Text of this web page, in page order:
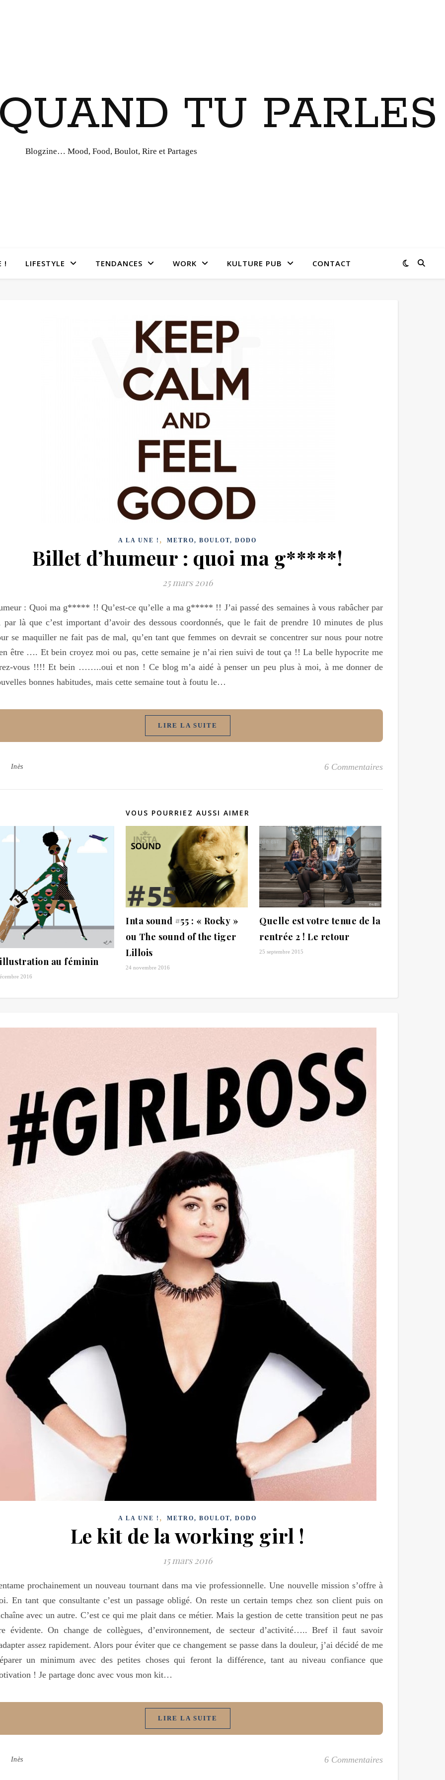
TU PARLES
Blogzine… Mood, Food, Boulot, Rire et Partages
! LIFESTYLE TENDANCES WORK KULTURE PUB CONTACT
A LA UNE ! , METRO, BOULOT, DODO
Billet d’humeur : quoi ma g*****!
25 mars 2016
: Quoi ma g***** !! Qu’est-ce qu’elle a ma g***** !! J’ai passé des semaines à vous rabâcher par
par là que c’est important d’avoir des dessous coordonnés, que le fait de prendre 10 minutes de plus
se maquiller ne fait pas de mal, qu’en tant que femmes on devrait se concentrer sur nous pour notre
être …. Et bein croyez moi ou pas, cette semaine je n’ai rien suivi de tout ça !! La belle hypocrite me
vous !!!! Et bein ……..oui et non ! Ce blog m’a aidé à penser un peu plus à moi, à me donner de
bonnes habitudes, mais cette semaine tout à foutu le…
LIRE LA SUITE
Inès 6 Commentaires
VOUS POURRIEZ AUSSI AIMER
au féminin
2016
Inta sound #55 : « Rocky »
ou The sound of the tiger
Lillois
24 novembre 2016
Quelle est votre tenue de la
rentrée 2 ! Le retour
25 septembre 2015
A LA UNE ! , METRO, BOULOT, DODO
Le kit de la working girl !
15 mars 2016
prochainement un nouveau tournant dans ma vie professionnelle. Une nouvelle mission s’offre à
En tant que consultante c’est un passage obligé. On reste un certain temps chez son client puis on
avec un autre. C’est ce qui me plait dans ce métier. Mais la gestion de cette transition peut ne pas
évidente. On change de collègues, d’environnement, de secteur d’activité….. Bref il faut savoir
assez rapidement. Alors pour éviter que ce changement se passe dans la douleur, j’ai décidé de me
un minimum avec des petites choses qui feront la différence, tant au niveau confiance que
! Je partage donc avec vous mon kit…
LIRE LA SUITE
Inès 6 Commentaires